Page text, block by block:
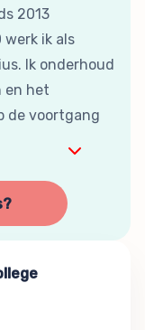
2013
werk ik als
Ik onderhoud
en het
de voortgang